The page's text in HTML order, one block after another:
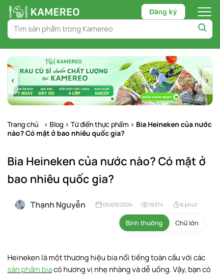
Chuyển
tới
nội
dung
Đăng ký
Trang chủ > Blog > Từ điển thực phẩm > Bia Heineken của nước
nào? Có mặt ở bao nhiêu quốc gia?
Bia Heineken của nước nào? Có mặt ở
bao nhiêu quốc gia?
Thạnh Nguyễn 05/09/2024 19374 6 phút
Bình thường Chữ lớn
Heineken là một thương hiệu bia nổi tiếng toàn cầu với các
sản phẩm biacó hương vị nhẹ nhàng và dễ uống. Vậy, bạn có